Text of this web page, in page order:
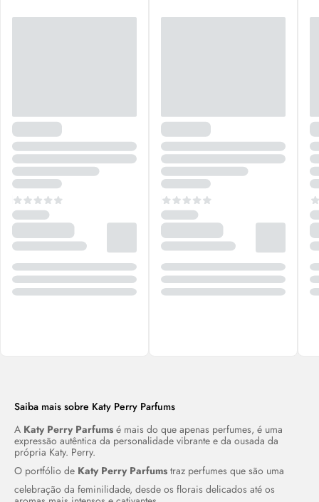
Saiba mais sobre Katy Perry Parfums
A Katy Perry Parfums é mais do que apenas perfumes, é uma
expressão autêntica da personalidade vibrante e da ousada da
própria Katy. Perry.
O portfólio de Katy Perry Parfums traz perfumes que são uma
celebração da feminilidade, desde os florais delicados até os